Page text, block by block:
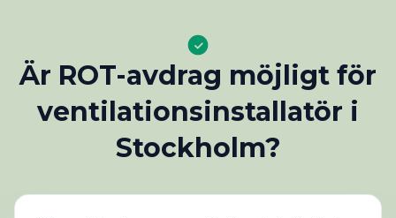
Är ROT-avdrag möjligt för
ventilationsinstallatör i
Stockholm?